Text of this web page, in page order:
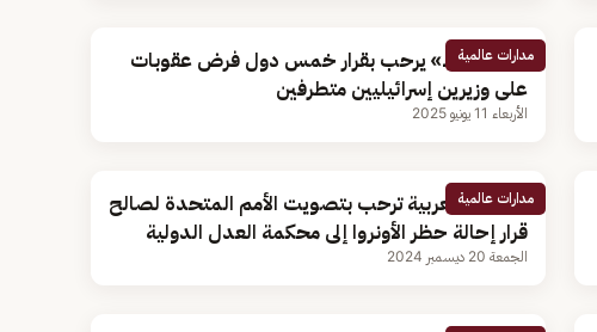
مدارات عالمية
«أبو الغيط» يرحب بقرار خمس دول فرض عقوبات
على وزيرين إسرائيليين متطرفين
الأربعاء 11 يونيو 2025
مدارات عالمية
الجامعة العربية ترحب بتصويت الأمم المتحدة لصالح
قرار إحالة حظر الأونروا إلى محكمة العدل الدولية
الجمعة 20 ديسمبر 2024